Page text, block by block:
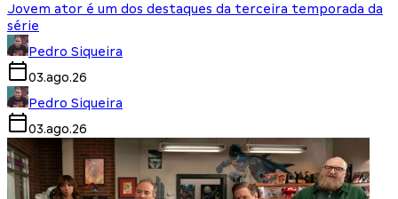
Jovem ator é um dos destaques da terceira temporada da
série
Pedro Siqueira
03.ago.26
Pedro Siqueira
03.ago.26